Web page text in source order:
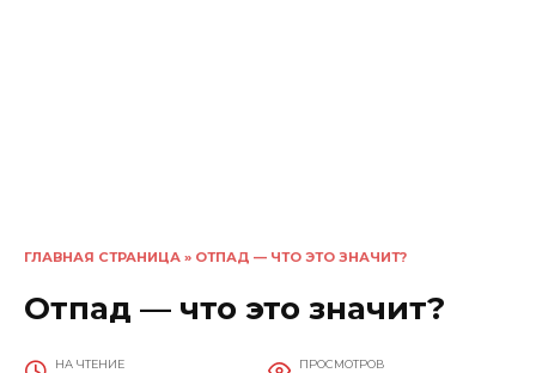
ГЛАВНАЯ СТРАНИЦА » ОТПАД — ЧТО ЭТО ЗНАЧИТ?
Отпад — что это значит?
НА ЧТЕНИЕ ПРОСМОТРОВ